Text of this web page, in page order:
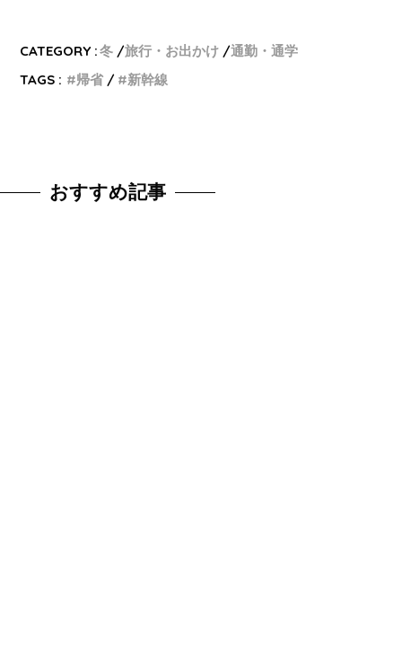
CATEGORY :冬 旅行・お出かけ
通勤・通学
TAGS :
帰省 新幹線
おすすめ記事